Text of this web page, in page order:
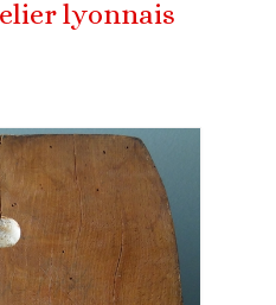
lyonnais